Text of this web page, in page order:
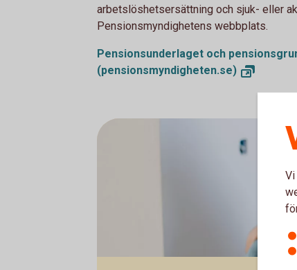
arbetslöshetsersättning och sjuk- eller
Pensionsmyndighetens webbplats.
Pensionsunderlaget och
(pensionsmyndigheten.se)